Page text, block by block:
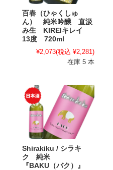
百春（ひゃくしゅ
ん） 純米吟醸 直汲
み生 KIREIキレイ
13度 720ml
¥2,073(税込 ¥2,281)
在庫 5 本
Shirakiku / シラキ
ク 純米
『BAKU（バク）』